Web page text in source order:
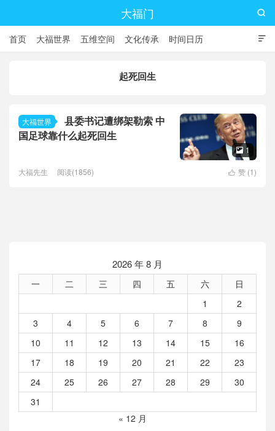
大福门

首页 大福世界 五维空间 文化传承 时间日历

起死回生
大福世界
县委书记遭绑架勒索 中
国足球靠什么起死回生
 1
 赞 (1)
大福先生 阅读(1856)
2026 年 8 月
一 二 三 四 五 六
日
1
2
3
4 5 6 7 8
9
10
11 12 13 14 15
16
17
18 19 20 21 22
23
24
25 26 27 28 29
30
31
« 12 月